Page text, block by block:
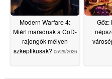
Modern Warfare 4:
Miért maradnak a CoD-
rajongók mélyen
szkeptikusak? 05/29/2026
Gőz: